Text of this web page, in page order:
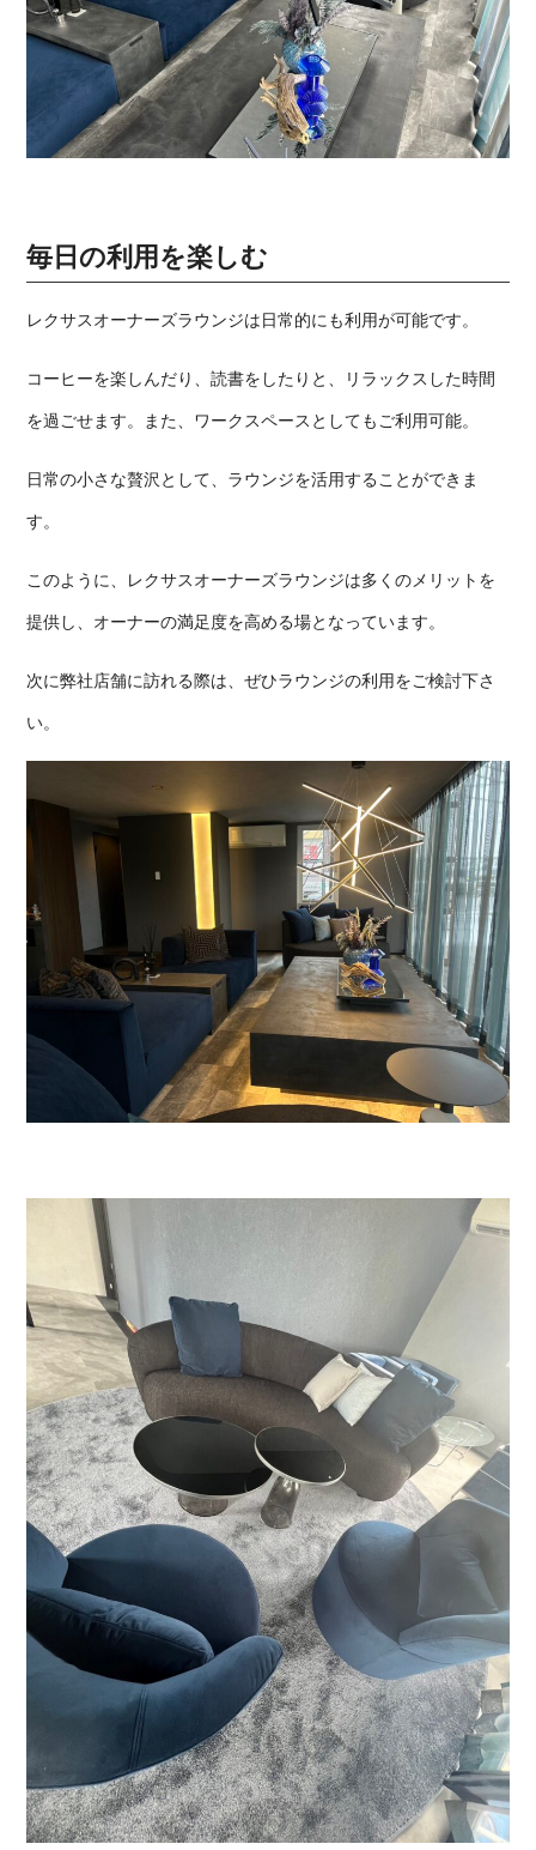
毎日の利用を楽しむ
レクサスオーナーズラウンジは日常的にも利用が可能です。
コーヒーを楽しんだり、読書をしたりと、リラックスした時間
を過ごせます。また、ワークスペースとしてもご利用可能。
日常の小さな贅沢として、ラウンジを活用することができま
す。
このように、レクサスオーナーズラウンジは多くのメリットを
提供し、オーナーの満足度を高める場となっています。
次に弊社店舗に訪れる際は、ぜひラウンジの利用をご検討下さ
い。